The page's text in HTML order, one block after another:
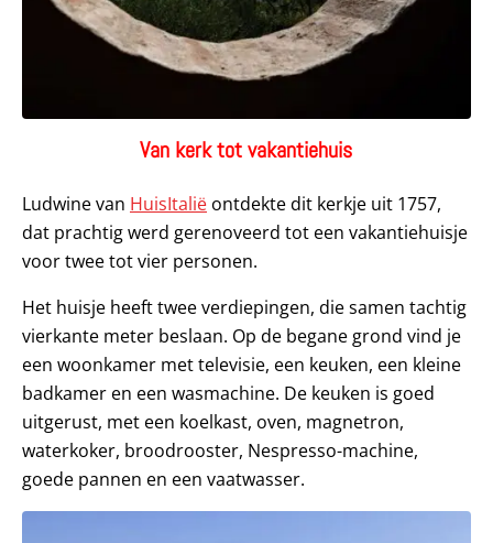
Van kerk tot vakantiehuis
Ludwine van HuisItalië ontdekte dit kerkje uit 1757,
dat prachtig werd gerenoveerd tot een vakantiehuisje
voor twee tot vier personen.
Het huisje heeft twee verdiepingen, die samen tachtig
vierkante meter beslaan. Op de begane grond vind je
een woonkamer met televisie, een keuken, een kleine
badkamer en een wasmachine. De keuken is goed
uitgerust, met een koelkast, oven, magnetron,
waterkoker, broodrooster, Nespresso-machine,
goede pannen en een vaatwasser.